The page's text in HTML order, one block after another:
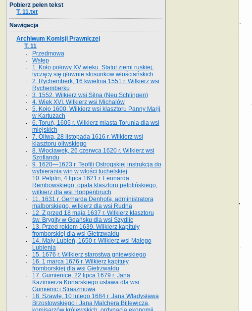
Pobierz pełen tekst
T. 11.txt
Nawigacja
Archiwum Komisji Prawniczej
T. 11
Przedmowa
Wstęp
1. Koło połowy XV wieku. Statut ziemi ruskiej,
tyczący się głownie stosunkow włościańskich
2. Rychemberk, 16 kwietnia 1551 r. Wilkierz wsi
Rychemberku
3. 1552. Wilkierz wsi Silna (Neu Schlingen)
4. Wiek XVI. Wilkierz wsi Michalów
5. Koło 1600. Wilkierz wsi klasztoru Panny Marji
w Kartuzach
6. Toruń, 1605 r. Wilkierz miasta Torunia dla wsi
miejskich
7. Oliwa, 28 listopada 1616 r. Wilkierz wsi
klasztoru oliwskiego
8. Włocławek, 26 czerwca 1620 r. Wilkierz wsi
Szotlandu
9. 1620—1623 r. Teofili Ostrogskiej instrukcja do
wybierania win w włości tuchelskiej
10. Pelplin, 4 lipca 1621 r. Leonarda
Rembowskiego, opata klasztoru pelplińskiego,
wilkierz dla wsi Hoppenbruch
11. 1631 r. Gerharda Denhofa, administratora
malborskiego, wilkierz dla wsi Rudna
12. Z przed 18 maja 1637 r. Wilkierz klasztoru
św. Brygity w Gdańsku dla wsi Szydlic
13. Przed rokiem 1639. Wilkierz kapituły
fromborskiej dla wsi Gietrzwałdu
14. Mały Lubień, 1650 r. Wilkierz wsi Małego
Lubienia
15. 1676 r. Wilkierz starostwa gniewskiego
16. 1 marca 1676 r. Wilkierz kapituły
fromborskiej dla wsi Gietrzwałdu
17. Gumienice, 22 lipca 1679 r. Jana
Kazimierza Konarskiego ustawa dla wsi
Gumienic i Straszniowa
18. Szawle, 10 lutego 1684 r. Jana Władysława
Brzostowskiego i Jana Malchera Billewicza,